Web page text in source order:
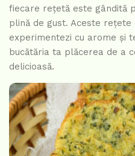
fiecare rețetă este gândită
plină de gust. Aceste
experimentezi cu arome și
bucătăria ta plăcerea de a
delicioasă.